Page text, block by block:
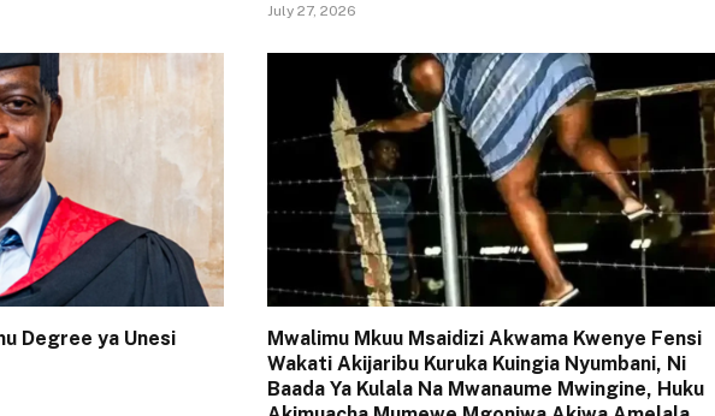
July 27, 2026
Degree ya Unesi
Mwalimu Mkuu Msaidizi Akwama Kwenye Fensi
Wakati Akijaribu Kuruka Kuingia Nyumbani, Ni
Baada Ya Kulala Na Mwanaume Mwingine, Huku